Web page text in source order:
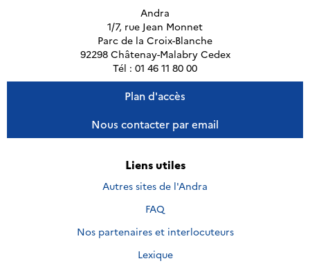
Andra
1/7, rue Jean Monnet
Parc de la Croix-Blanche
92298 Châtenay-Malabry Cedex
Tél : 01 46 11 80 00
Plan d'accès
Nous contacter par email
Liens utiles
Autres sites de l'Andra
FAQ
Nos partenaires et interlocuteurs
Lexique